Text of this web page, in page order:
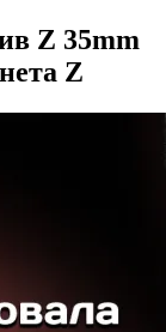
Z 35mm
Z